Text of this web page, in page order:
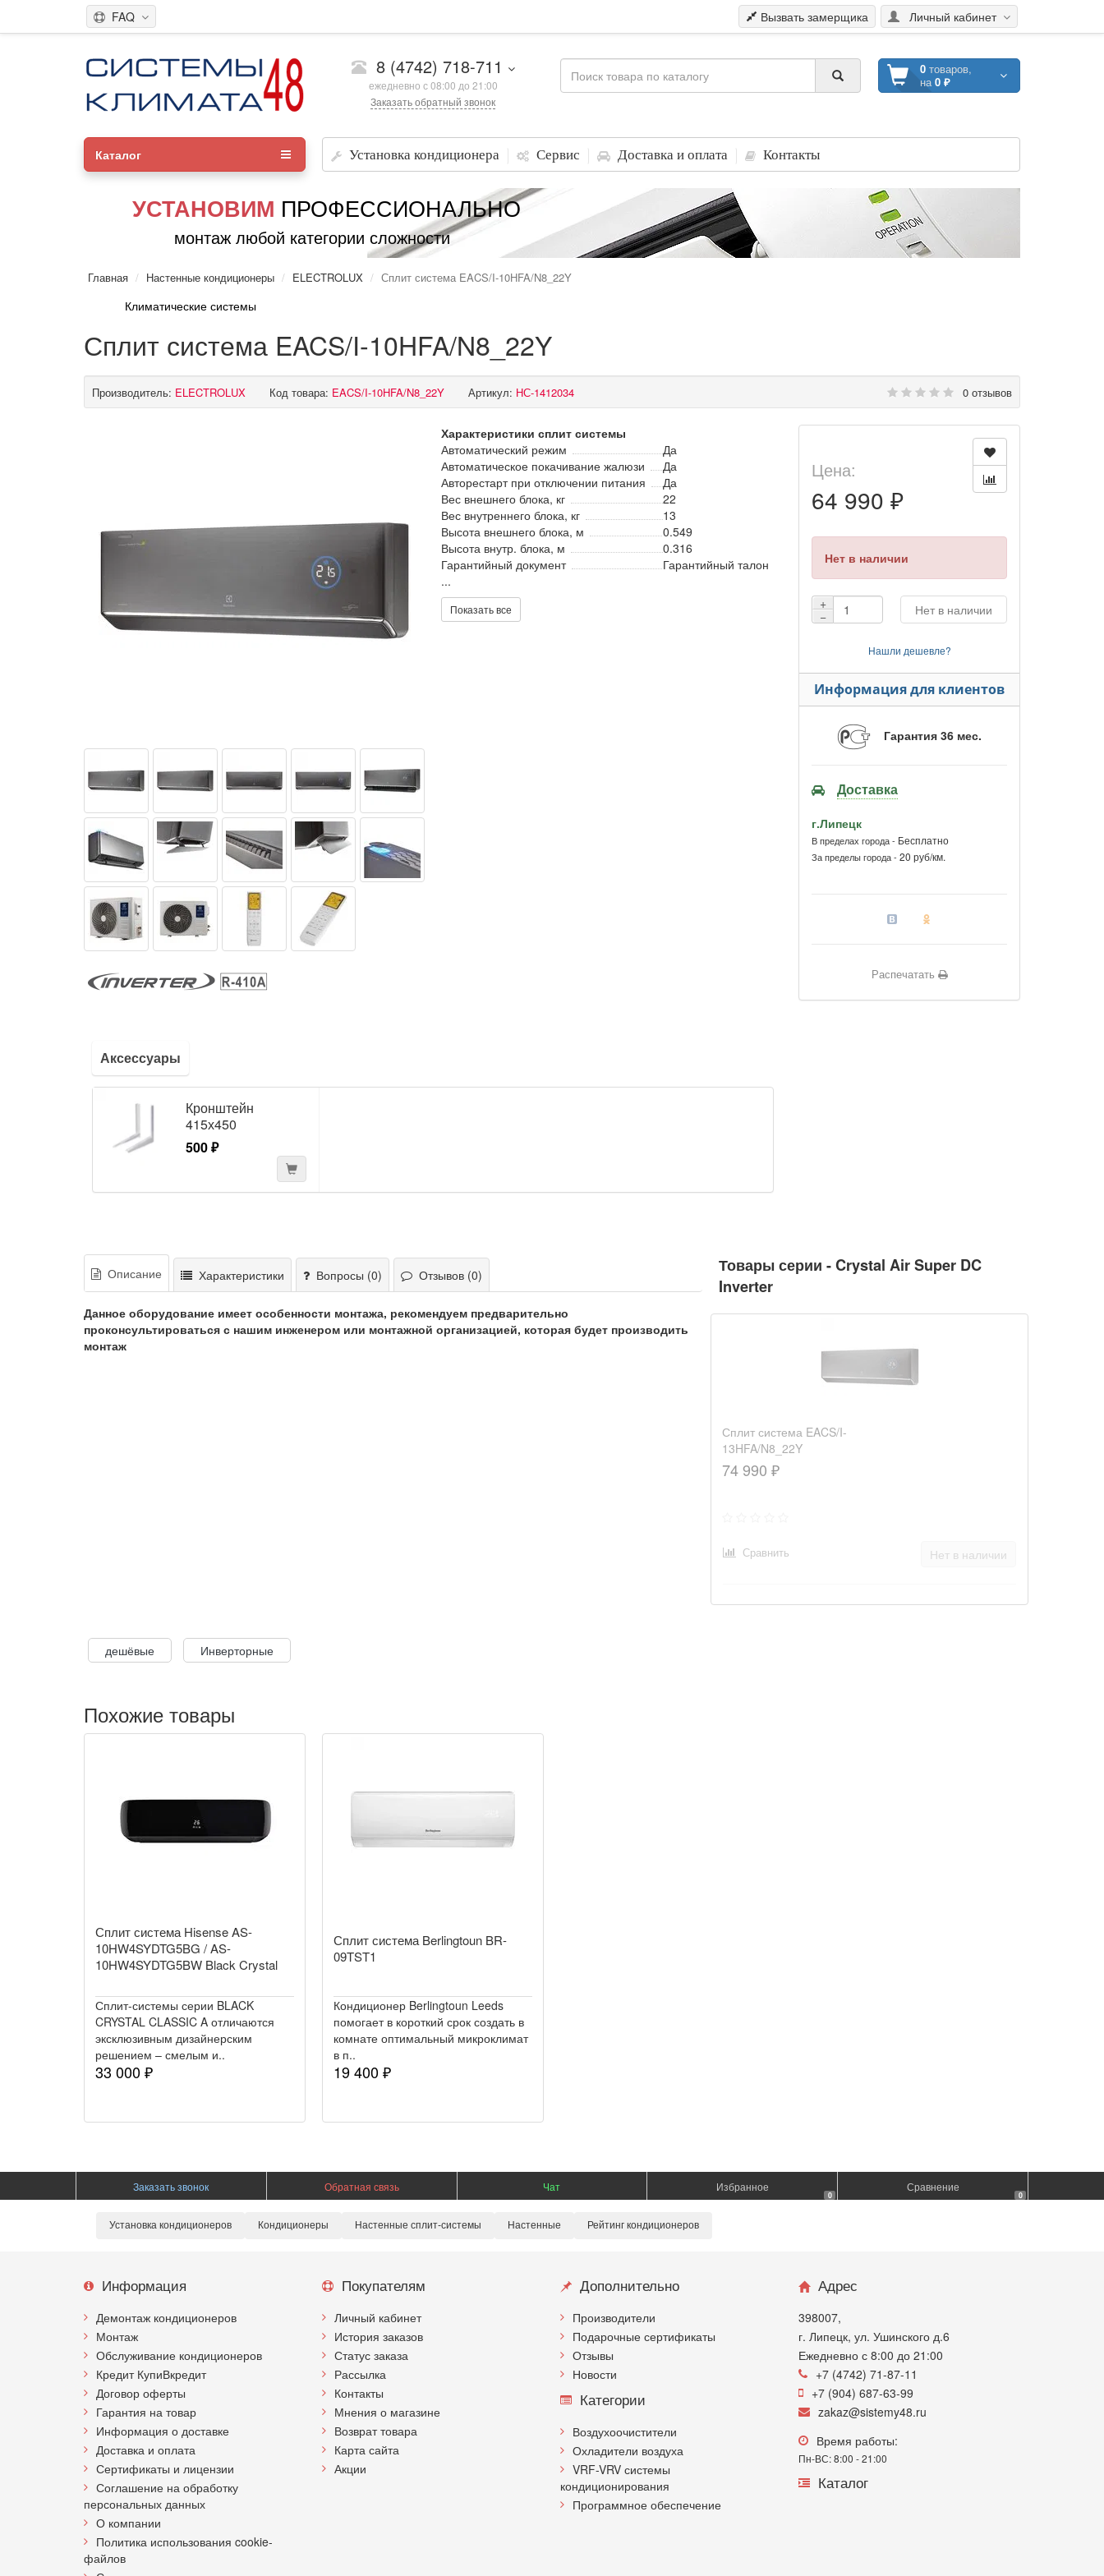
Личный кабинет
FAQ Вызвать замерщика
8 (4742) 718-711
ежедневно с 08:00 до 21:00
Заказать обратный звонок
0товаров,
на0 ₽
Установка кондиционера Сервис Доставка и оплата Контакты
Каталог
УСТАНОВИМ ПРОФЕССИОНАЛЬНО
монтаж любой категории сложности
Главная Настенные кондиционеры ELECTROLUX Сплит система EACS/I-10HFA/N8_22Y
Климатические системы
Сплит система EACS/I-10HFA/N8_22Y
Производитель: ELECTROLUX Код товара: EACS/I-10HFA/N8_22Y Артикул: НС-1412034 0 отзывов
Характеристики сплит системы
Автоматический режим
Да
Автоматическое покачивание жалюзи
Да
Авторестарт при отключении питания
Да
Вес внешнего блока, кг
22
Вес внутреннего блока, кг
13
Высота внешнего блока, м
0.549
Высота внутр. блока, м
0.316
Гарантийный документ
Гарантийный талон
...
Показать все
Аксессуары
Кронштейн
415х450
500 ₽
Цена:
64 990 ₽
Нет в наличии
+
−
Нет в наличии
Нашли дешевле?
Информация для клиентов
Гарантия 36 мес.
Доставка
г.Липецк
В пределах города - Бесплатно
За пределы города - 20 руб/км.
Распечатать
Описание Характеристики Вопросы (0) Отзывов (0)
Данное оборудование имеет особенности монтажа, рекомендуем предварительно
проконсультироваться с нашим инженером или монтажной организацией, которая будет производить
монтаж
Товары серии - Crystal Air Super DC
Inverter
Сплит система EACS/I-
13HFA/N8_22Y
74 990 ₽
Нет в наличии
Сравнить
дешёвые Инверторные
Похожие товары
Сплит система Hisense AS-
10HW4SYDTG5BG / AS-
10HW4SYDTG5BW Black Crystal
Сплит-системы серии BLACK
CRYSTAL CLASSIC A отличаются
эксклюзивным дизайнерским
решением – смелым и..
33 000 ₽
Сплит система Berlingtoun BR-
09TST1
Кондиционер Berlingtoun Leeds
помогает в короткий срок создать в
комнате оптимальный микроклимат
в п..
19 400 ₽
Заказать звонок Обратная связь Чат Избранное
0
Сравнение
0
Установка кондиционеров Кондиционеры Настенные сплит-системы Настенные Рейтинг кондиционеров
Информация
Демонтаж кондиционеров
Монтаж
Обслуживание кондиционеров
Кредит КупиВкредит
Договор оферты
Гарантия на товар
Информация о доставке
Доставка и оплата
Сертификаты и лицензии
Соглашение на обработку
персональных данных
О компании
Политика использования cookie-
файлов
Покупателям
Личный кабинет
История заказов
Статус заказа
Рассылка
Контакты
Мнения о магазине
Возврат товара
Карта сайта
Акции
Дополнительно
Производители
Подарочные сертификаты
Отзывы
Новости
Категории
Воздухоочистители
Охладители воздуха
VRF-VRV системы
кондиционирования
Программное обеспечение
Адрес
398007,
г. Липецк, ул. Ушинского д.6
Ежедневно с 8:00 до 21:00
+7 (4742) 71-87-11
+7 (904) 687-63-99
zakaz@sistemy48.ru
Время работы:
Пн-ВС: 8:00 - 21:00
Каталог